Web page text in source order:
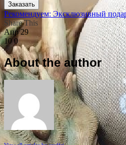
Заказать
Рекомендуем: Эксклюзивный
Share This
Апр 29
100
About the author